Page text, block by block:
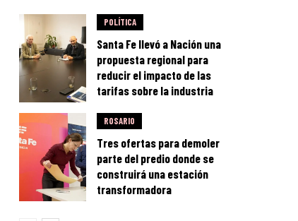
POLÍTICA
Santa Fe llevó a Nación una
propuesta regional para
reducir el impacto de las
tarifas sobre la industria
ROSARIO
Tres ofertas para demoler
parte del predio donde se
construirá una estación
transformadora